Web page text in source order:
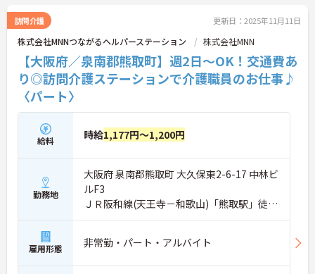
訪問介護 更新日：2025年11月11日
株式会社MNNつながるヘルパーステーション 株式会社MNN
【大阪府／泉南郡熊取町】週2日～OK！交通費あ
り◎訪問介護ステーションで介護職員のお仕事♪
〈パート〉
給料 時給1,177円～1,200円
勤務地
大阪府 泉南郡熊取町 大久保東2-6-17 中林ビ
ルF3
ＪＲ阪和線(天王寺－和歌山)「熊取駅」徒歩
15分
雇用形態 非常勤・パート・アルバイト